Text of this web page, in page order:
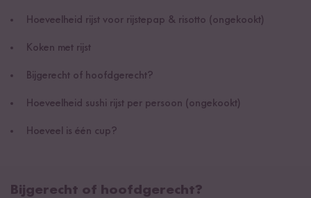
Hoeveelheid rijst voor rijstepap & risotto (ongekookt)
Koken met rijst
Bijgerecht of hoofdgerecht?
Hoeveelheid sushi rijst per persoon (ongekookt)
Hoeveel is één cup?
Bijgerecht of hoofdgerecht?